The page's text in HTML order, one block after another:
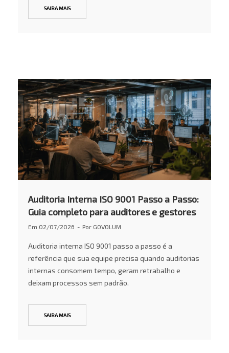
SAIBA MAIS
Auditoria Interna ISO 9001 Passo a Passo:
Guia completo para auditores e gestores
Em 02/07/2026 Por GOVOLUM
Auditoria interna ISO 9001 passo a passo é a
referência que sua equipe precisa quando auditorias
internas consomem tempo, geram retrabalho e
deixam processos sem padrão.
SAIBA MAIS